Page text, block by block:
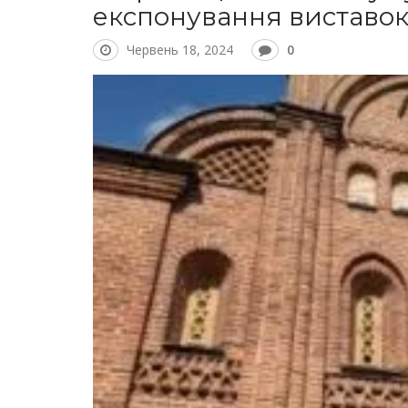
експонування виставок
Червень 18, 2024 0